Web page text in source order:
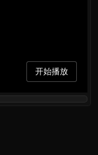
开始播放